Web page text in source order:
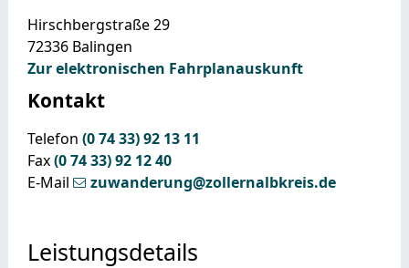
Hirschbergstraße 29
72336 Balingen
Zur elektronischen Fahrplanauskunft
Kontakt
Telefon (07433) 92 13 11
Fax(07433) 92 1240
E-Mail
zuwanderung@zollernalbkreis.de
Leistungsdetails